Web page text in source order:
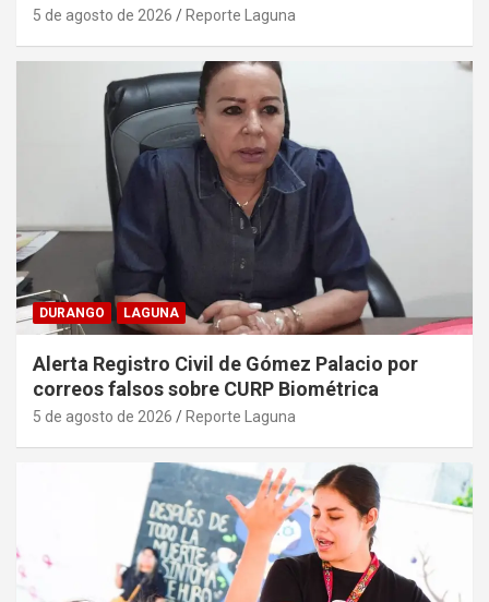
5 de agosto de 2026 Reporte Laguna
DURANGO LAGUNA
Alerta Registro Civil de Gómez Palacio por
correos falsos sobre CURP Biométrica
5 de agosto de 2026 Reporte Laguna